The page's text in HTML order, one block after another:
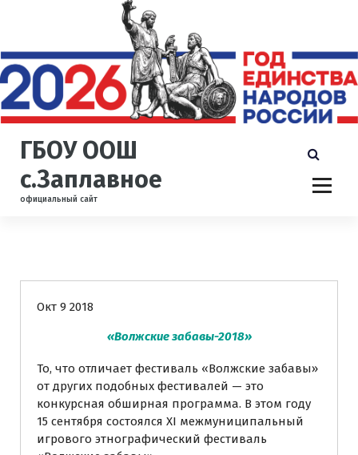
е
й
т
и
ГБОУ ООШ
с.Заплавное
официальный сайт
Окт 9 2018
«Волжские забавы-2018»
То, что отличает фестиваль «Волжские забавы»
от других подобных фестивалей — это
конкурсная обширная программа. В этом году
15 сентября состоялся ХI межмуниципальный
игрового этнографический фестиваль